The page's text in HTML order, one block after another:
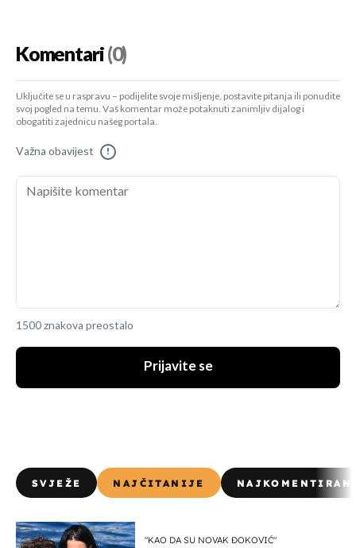
Komentari(0)
Uključite se u raspravu – podijelite svoje mišljenje, postavite pitanja ili ponudite
svoj pogled na temu. Vaš komentar može potaknuti zanimljiv dijalog i
obogatiti zajednicu našeg portala.
Važna obavijest !
1500 znakova preostalo
Prijavite se
SVJEŽE NAJČITANIJE
"KAO DA SU NOVAK ĐOKOVIĆ"